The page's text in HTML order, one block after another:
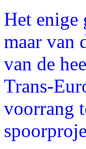
Het enige
maar van
van de
Trans-
voorrang